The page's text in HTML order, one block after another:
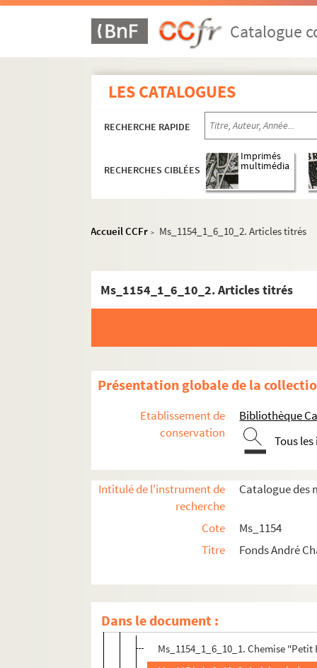
Catalogue
LES CATALOGUES
RECHERCHE RAPIDE
RECHERCHES CIBLÉES
Imprimés
multimédia
Accueil CCFr > Ms_1154_1_6_10_2. Articles titrés
Ms_1154_1_6_10_2. Articles titrés
Présentation globale de la
Etablissement de
conservation
Bibliothèque
Tous
Intitulé de l'instrument de
recherche
Catalogue des
Cote
Ms_1154
Titre
Fonds André
Dans le document :
Ms_1154_1_1.Étude sur la géographie
Ms_1154_1_2. Romans et nouvelles
Ms_1154_1_5. Discours et messages
Ms_1154_1_6_1. Années 1920
Ms_1154_1_6_2. Années 1930
Ms_1154_1_6_3. Années 1940
Ms_1154_1_6_4. Articles parus dans
Ms_1154_1_6_5. Années 1950
Ms_1154_1_6_6. Années 1960
Ms_1154_1_6_7. Années 1970
Ms_1154_1_6_9. La France (
Ms_1154_1_6_10. Articles divers (sans
Ms_1154_1_6_10_1. Chemise